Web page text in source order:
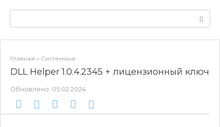
Главная » Системные
DLL Helper 1.0.4.2345 + лицензионный ключ
Обновлено: 05.02.2024